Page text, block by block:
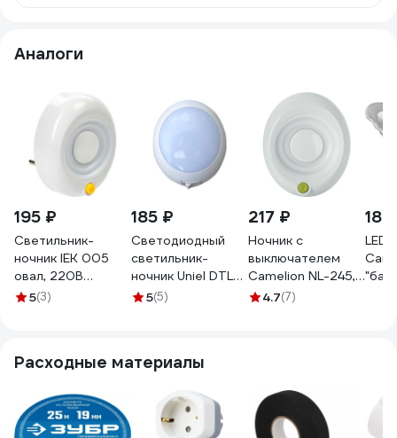
Аналоги
195 ₽
Светильник-
ночник IEK 005
овал, 220В
LDNN0-005-OV-
5(3)
185 ₽
Светодиодный
светильник-
ночник Uniel DTL-
303-
5(5)
217 ₽
Ночник с
выключателем
Camelion NL-245,
"Кнопка", LED,
4.7(7)
LED-
Расходные материалы